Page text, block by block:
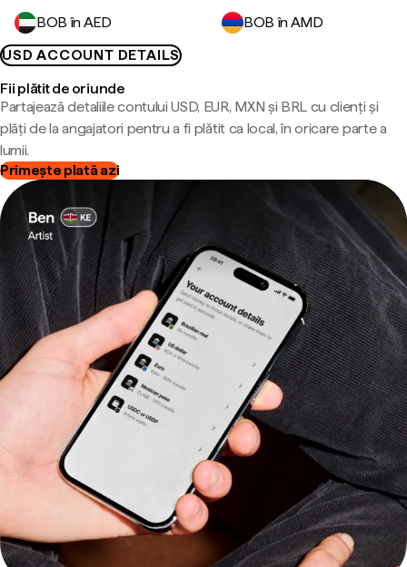
BOB în AED
BOB în AMD
USD ACCOUNT DETAILS
Fii plătit de oriunde
Partajează detaliile contului USD, EUR, MXN și BRL cu clienți și
plăți de la angajatori pentru a fi plătit ca local, în oricare parte a
lumii.
Primește plată azi